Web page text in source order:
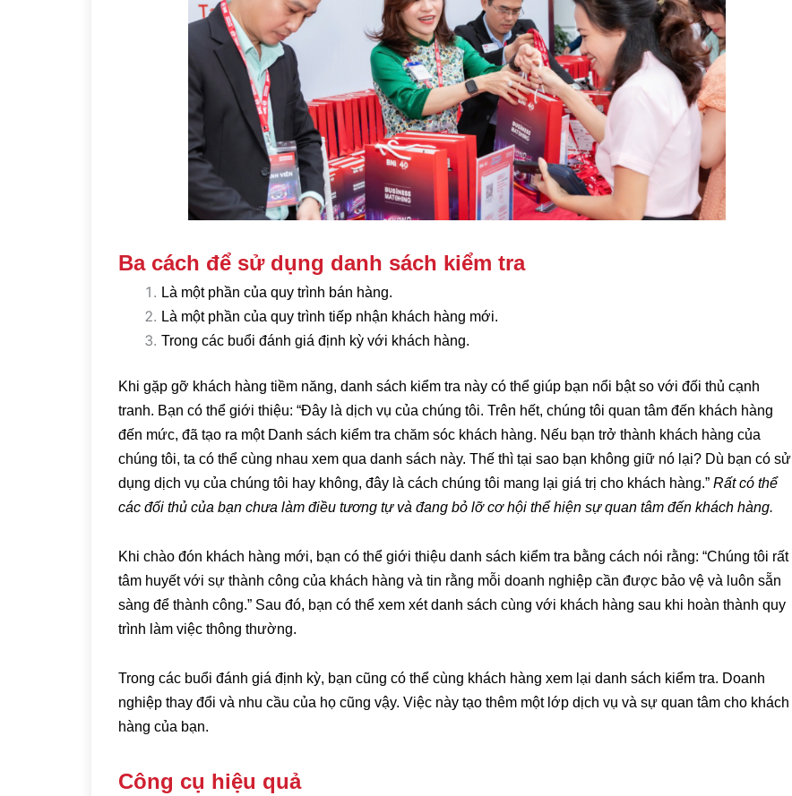
Ba cách để sử dụng danh sách kiểm tra
Là một phần của quy trình bán hàng.
Là một phần của quy trình tiếp nhận khách hàng mới.
Trong các buổi đánh giá định kỳ với khách hàng.
Khi gặp gỡ khách hàng tiềm năng, danh sách kiểm tra này có thể giúp bạn nổi bật so với đối thủ cạnh
tranh. Bạn có thể giới thiệu: “Đây là dịch vụ của chúng tôi. Trên hết, chúng tôi quan tâm đến khách hàng
đến mức, đã tạo ra một Danh sách kiểm tra chăm sóc khách hàng. Nếu bạn trở thành khách hàng của
chúng tôi, ta có thể cùng nhau xem qua danh sách này. Thế thì tại sao bạn không giữ nó lại? Dù bạn có sử
dụng dịch vụ của chúng tôi hay không, đây là cách chúng tôi mang lại giá trị cho khách hàng.” Rất có thể
các đối thủ của bạn chưa làm điều tương tự và đang bỏ lỡ cơ hội thể hiện sự quan tâm đến khách hàng.
Khi chào đón khách hàng mới, bạn có thể giới thiệu danh sách kiểm tra bằng cách nói rằng: “Chúng tôi rất
tâm huyết với sự thành công của khách hàng và tin rằng mỗi doanh nghiệp cần được bảo vệ và luôn sẵn
sàng để thành công.” Sau đó, bạn có thể xem xét danh sách cùng với khách hàng sau khi hoàn thành quy
trình làm việc thông thường.
Trong các buổi đánh giá định kỳ, bạn cũng có thể cùng khách hàng xem lại danh sách kiểm tra. Doanh
nghiệp thay đổi và nhu cầu của họ cũng vậy. Việc này tạo thêm một lớp dịch vụ và sự quan tâm cho khách
hàng của bạn.
Công cụ hiệu quả